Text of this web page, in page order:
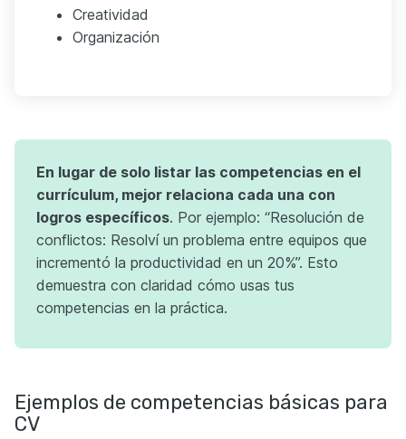
Creatividad
Organización
En lugar de solo listar las competencias en el
currículum, mejor relaciona cada una con
logros específicos. Por ejemplo: “Resolución de
conflictos: Resolví un problema entre equipos que
incrementó la productividad en un 20%”. Esto
demuestra con claridad cómo usas tus
competencias en la práctica.
Ejemplos de competencias básicas para
CV